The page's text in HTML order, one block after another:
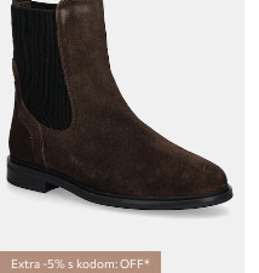
Extra -5% s kodom: OFF*